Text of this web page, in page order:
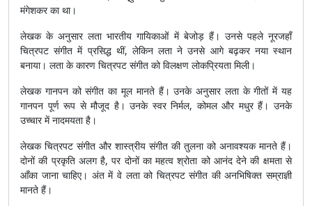
मंगेशकर का था।
लेखक के अनुसार लता भारतीय गायिकाओं में बेजोड़ हैं। उनसे पहले नूरजहाँ
चित्रपट संगीत में प्रसिद्ध थीं, लेकिन लता ने उनसे आगे बढ़कर नया स्थान
बनाया। लता के कारण चित्रपट संगीत को विलक्षण लोकप्रियता मिली।
लेखक गानपन को संगीत का मूल मानते हैं। उनके अनुसार लता के गीतों में यह
गानपन पूर्ण रूप से मौजूद है। उनके स्वर निर्मल, कोमल और मधुर हैं। उनके
उच्चार में नादमयता है।
लेखक चित्रपट संगीत और शास्त्रीय संगीत की तुलना को अनावश्यक मानते हैं।
दोनों की प्रकृति अलग है, पर दोनों का महत्व श्रोता को आनंद देने की क्षमता से
आँका जाना चाहिए। अंत में वे लता को चित्रपट संगीत की अनभिषिक्त सम्राज्ञी
मानते हैं।